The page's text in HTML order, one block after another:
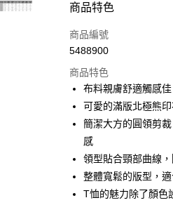
付款方式
信用卡一次付款
LINE Pay
Apple Pay
街口支付
悠遊付
Google Pay
商品特色
商品編號
5488900
商品特色
布料親膚舒適觸感佳
可愛的滿版北極熊
簡潔大方的圓領剪
感
領型貼合頸部曲線
整體寬鬆的版型，
T恤的魅力除了顏色